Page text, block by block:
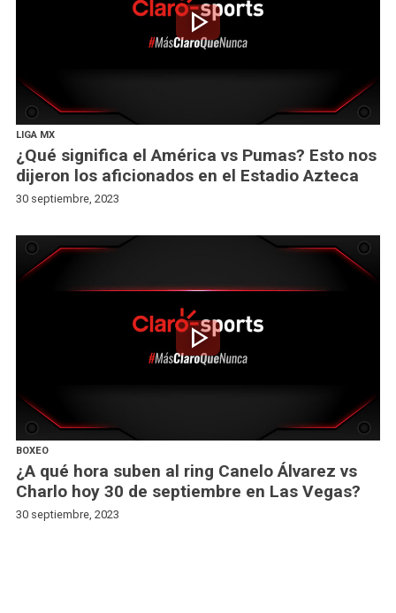
play_arrow
LIGA MX
¿Qué significa el América vs Pumas? Esto nos
dijeron los aficionados en el Estadio Azteca
30 septiembre, 2023
play_arrow
BOXEO
¿A qué hora suben al ring Canelo Álvarez vs
Charlo hoy 30 de septiembre en Las Vegas?
30 septiembre, 2023